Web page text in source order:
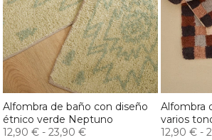
Alfombra de baño con diseño
étnico verde Neptuno
12,90 € - 23,90 €
Alfombra
varios
12,90 € -